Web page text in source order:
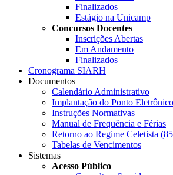
Finalizados
Estágio na Unicamp
Concursos Docentes
Inscrições Abertas
Em Andamento
Finalizados
Cronograma SIARH
Documentos
Calendário Administrativo
Implantação do Ponto Eletrônico
Instruções Normativas
Manual de Frequência e Férias
Retorno ao Regime Celetista
Tabelas de Vencimentos
Sistemas
Acesso Público